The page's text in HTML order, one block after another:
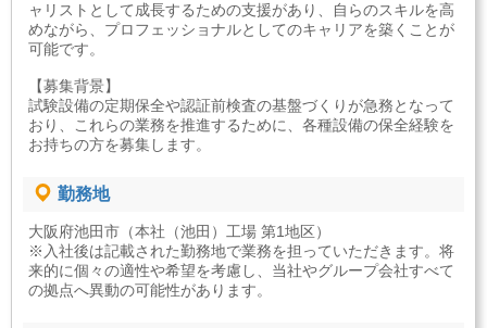
ャリストとして成長するための支援があり、自らのスキルを高
めながら、プロフェッショナルとしてのキャリアを築くことが
可能です。
【募集背景】
試験設備の定期保全や認証前検査の基盤づくりが急務となって
おり、これらの業務を推進するために、各種設備の保全経験を
お持ちの方を募集します。
勤務地
大阪府池田市（本社（池田）工場 第1地区）
※入社後は記載された勤務地で業務を担っていただきます。将
来的に個々の適性や希望を考慮し、当社やグループ会社すべて
の拠点へ異動の可能性があります。